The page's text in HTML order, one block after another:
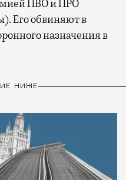
ПВО и ПРО
Его обвиняют в
назначения в
НИЖЕ